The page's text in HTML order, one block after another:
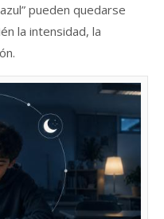
pueden quedarse
la intensidad, la